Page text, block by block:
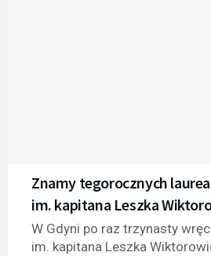
Znamy tegorocznych
im. kapitana Leszka
W Gdyni po raz trzynasty
im. kapitana Leszka